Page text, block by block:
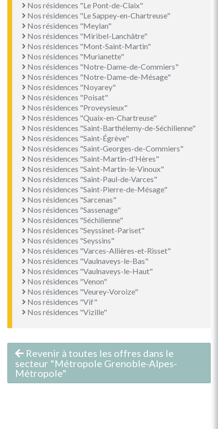
Nos résidences "Le Pont-de-Claix"
Nos résidences "Le Sappey-en-Chartreuse"
Nos résidences "Meylan"
Nos résidences "Miribel-Lanchâtre"
Nos résidences "Mont-Saint-Martin"
Nos résidences "Murianette"
Nos résidences "Notre-Dame-de-Commiers"
Nos résidences "Notre-Dame-de-Mésage"
Nos résidences "Noyarey"
Nos résidences "Poisat"
Nos résidences "Proveysieux"
Nos résidences "Quaix-en-Chartreuse"
Nos résidences "Saint-Barthélemy-de-Séchilienne"
Nos résidences "Saint-Égrève"
Nos résidences "Saint-Georges-de-Commiers"
Nos résidences "Saint-Martin-d'Hères"
Nos résidences "Saint-Martin-le-Vinoux"
Nos résidences "Saint-Paul-de-Varces"
Nos résidences "Saint-Pierre-de-Mésage"
Nos résidences "Sarcenas"
Nos résidences "Sassenage"
Nos résidences "Séchilienne"
Nos résidences "Seyssinet-Pariset"
Nos résidences "Seyssins"
Nos résidences "Varces-Allières-et-Risset"
Nos résidences "Vaulnaveys-le-Bas"
Nos résidences "Vaulnaveys-le-Haut"
Nos résidences "Venon"
Nos résidences "Veurey-Voroize"
Nos résidences "Vif"
Nos résidences "Vizille"
Revenir à toutes les offres dans le
secteur "Métropole Grenoble-Alpes-
Métropole"